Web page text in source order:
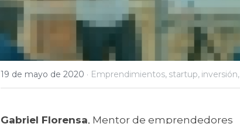
19 de mayo de 2020 · Emprendimientos, startup, inversión,
Gabriel Florensa, Mentor de emprendedores